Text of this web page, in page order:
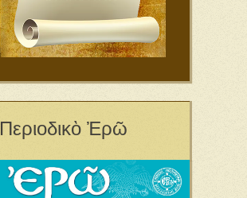
Περιοδικὸ Ἐρῶ